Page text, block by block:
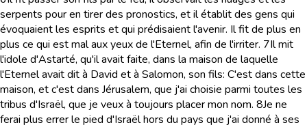
serpents pour en tirer des pronostics, et il établit des gens qui
évoquaient les esprits et qui prédisaient l'avenir. Il fit de plus en
plus ce qui est mal aux yeux de l'Eternel, afin de l'irriter. 7Il mit
l'idole d'Astarté, qu'il avait faite, dans la maison de laquelle
l'Eternel avait dit à David et à Salomon, son fils: C'est dans cette
maison, et c'est dans Jérusalem, que j'ai choisie parmi toutes les
tribus d'Israël, que je veux à toujours placer mon nom. 8Je ne
ferai plus errer le pied d'Israël hors du pays que j'ai donné à ses